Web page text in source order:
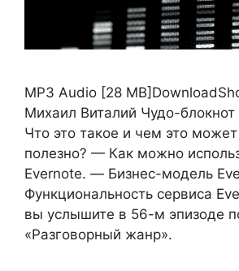
MP3 Audio [28
Михаил Виталий Чудо-
Что это такое и чем это
полезно? — Как можно
Evernote. — Бизнес-модель
Функциональность сервиса
вы услышите в 56-м эпизоде
«Разговорный жанр».